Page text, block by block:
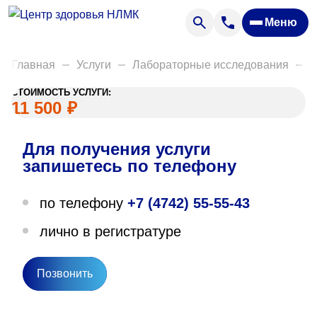
Меню
Анализы
Акции
Пациентам
Вакансии
О нас
Направления деятельности
Главная Услуги Лабораторные исследования
СТОИМОСТЬ УСЛУГИ:
11 500 ₽
Для получения услуги
запишетесь по телефону
по телефону +7 (4742) 55-55-43
лично в регистратуре
Позвонить